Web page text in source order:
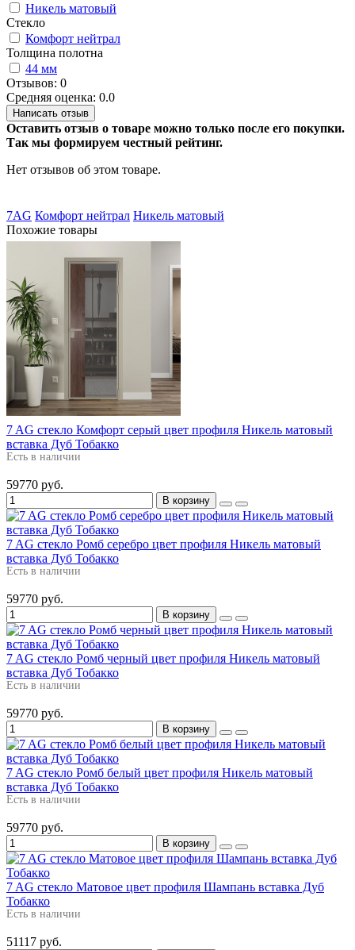
Никель матовый
Стекло
Комфорт нейтрал
Толщина полотна
44 мм
Отзывов: 0
Средняя оценка: 0.0
Написать отзыв
Оставить отзыв о товаре можно только после его покупки.
Так мы формируем честный рейтинг.
Нет отзывов об этом товаре.
7AG Комфорт нейтрал Никель матовый
Похожие товары
7 AG стекло Комфорт серый цвет профиля Никель матовый
вставка Дуб Тобакко
Есть в наличии
59770 руб.
В корзину
7 AG стекло Ромб серебро цвет профиля Никель матовый
вставка Дуб Тобакко
Есть в наличии
59770 руб.
В корзину
7 AG стекло Ромб черный цвет профиля Никель матовый
вставка Дуб Тобакко
Есть в наличии
59770 руб.
В корзину
7 AG стекло Ромб белый цвет профиля Никель матовый
вставка Дуб Тобакко
Есть в наличии
59770 руб.
В корзину
7 AG стекло Матовое цвет профиля Шампань вставка Дуб
Тобакко
Есть в наличии
51117 руб.